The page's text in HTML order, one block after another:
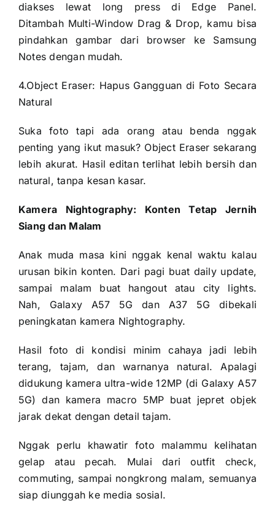
diakses lewat long press di Edge Panel.
Ditambah Multi-Window Drag & Drop, kamu bisa
pindahkan gambar dari browser ke Samsung
Notes dengan mudah.
4.Object Eraser: Hapus Gangguan di Foto Secara
Natural
Suka foto tapi ada orang atau benda nggak
penting yang ikut masuk? Object Eraser sekarang
lebih akurat. Hasil editan terlihat lebih bersih dan
natural, tanpa kesan kasar.
Kamera Nightography: Konten Tetap Jernih
Siang dan Malam
Anak muda masa kini nggak kenal waktu kalau
urusan bikin konten. Dari pagi buat daily update,
sampai malam buat hangout atau city lights.
Nah, Galaxy A57 5G dan A37 5G dibekali
peningkatan kamera Nightography.
Hasil foto di kondisi minim cahaya jadi lebih
terang, tajam, dan warnanya natural. Apalagi
didukung kamera ultra-wide 12MP (di Galaxy A57
5G) dan kamera macro 5MP buat jepret objek
jarak dekat dengan detail tajam.
Nggak perlu khawatir foto malammu kelihatan
gelap atau pecah. Mulai dari outfit check,
commuting, sampai nongkrong malam, semuanya
siap diunggah ke media sosial.